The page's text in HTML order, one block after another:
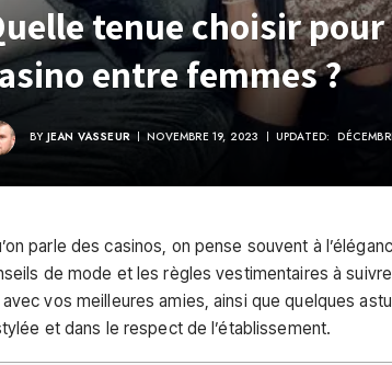
tenue choisir pour
entre femmes ?
BY JEAN VASSEUR NOVEMBRE 19, 2023 UPDATED:
parle des casinos, on pense souvent à
de mode et les règles vestimentaires à
vos meilleures amies, ainsi que quelques
et dans le respect de l’établissement.